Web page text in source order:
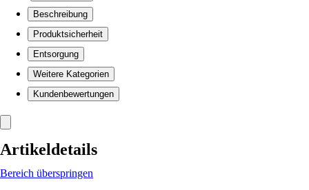
Beschreibung
Produktsicherheit
Entsorgung
Weitere Kategorien
Kundenbewertungen
Artikeldetails
Bereich überspringen